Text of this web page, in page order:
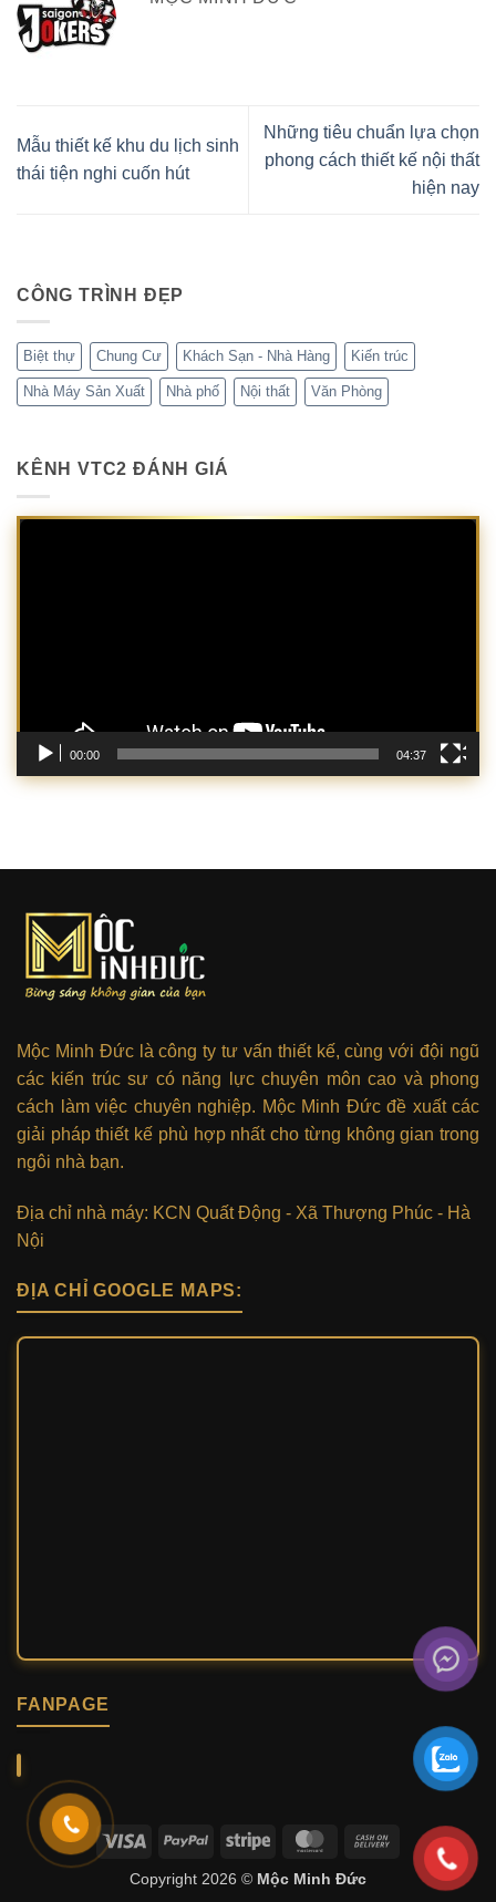
Mẫu thiết kế khu du lịch sinh
thái tiện nghi cuốn hút
Những tiêu chuẩn lựa chọn
phong cách thiết kế nội thất
hiện nay
CÔNG TRÌNH ĐẸP
Biệt thự Chung Cư Khách Sạn - Nhà Hàng Kiến trúc
Nhà Máy Sản Xuất Nhà phố Nội thất Văn Phòng
KÊNH VTC2 ĐÁNH GIÁ
Trình
00:00 04:37
Mộc Minh Đức là công ty tư vấn thiết kế, cùng với đội ngũ
các kiến trúc sư có năng lực chuyên môn cao và phong
cách làm việc chuyên nghiệp. Mộc Minh Đức đề xuất các
giải pháp thiết kế phù hợp nhất cho từng không gian trong
ngôi nhà bạn.
Địa chỉ nhà máy: KCN Quất Động - Xã Thượng Phúc - Hà
Nội
ĐỊA CHỈ GOOGLE MAPS:
FANPAGE
Visa PayPal Stripe MasterCardCash
On
Delivery
Copyright 2026 © Mộc Minh Đức